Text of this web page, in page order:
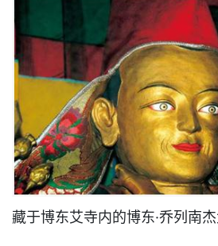
藏于博东艾寺内的博东·乔列南杰